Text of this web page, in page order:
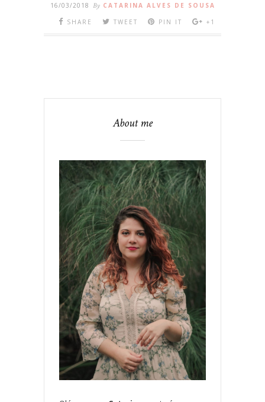
16/03/2018 By CATARINA ALVES DE SOUSA
SHARE
TWEET PIN IT +1
About me